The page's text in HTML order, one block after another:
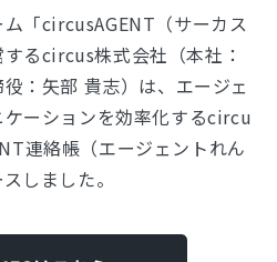
「circusAGENT（サーカス
るcircus株式会社（本社：
：矢部 貴志）は、エージェ
ーションを効率化するcircu
連絡帳（エージェントれん
しました。